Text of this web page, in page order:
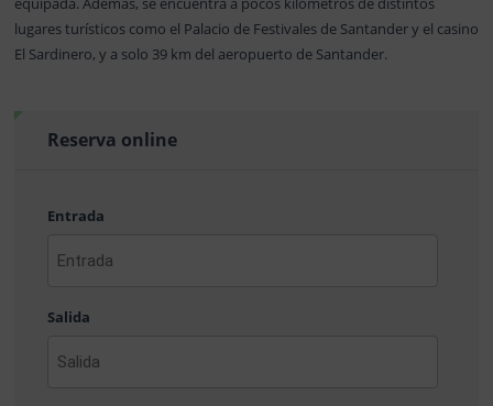
lugares turísticos como el Palacio de Festivales de Santander y el casino
El Sardinero, y a solo 39 km del aeropuerto de Santander.
Reserva online
Entrada
AAAA
MM
DD
Salida
AAAA